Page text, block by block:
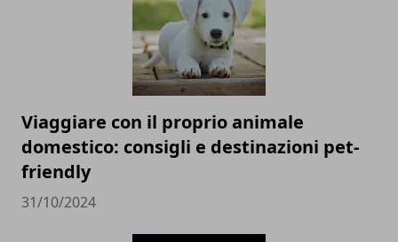
Viaggiare con il proprio animale
domestico: consigli e destinazioni pet-
friendly
31/10/2024